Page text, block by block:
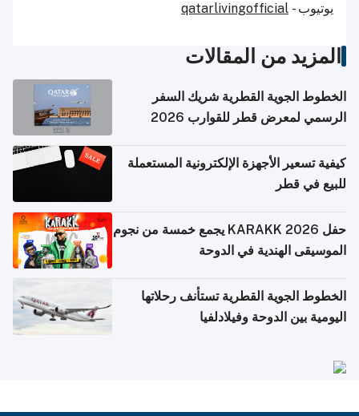
يوتيوب - qatarlivingofficial
المزيد من المقالات
الخطوط الجوية القطرية شريك السفر
الرسمي لمعرض قطر للقوارب 2026
كيفية تسعير الأجهزة الإلكترونية المستعملة
للبيع في قطر
حفل KARAKK 2026 يجمع خمسة من نجوم
الموسيقى الهندية في الدوحة
الخطوط الجوية القطرية تستأنف رحلاتها
اليومية بين الدوحة وفيلادلفيا